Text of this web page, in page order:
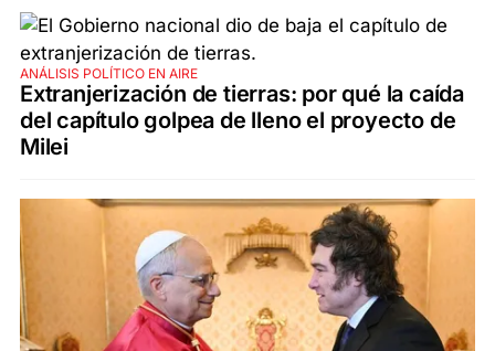
ANÁLISIS POLÍTICO EN AIRE
Extranjerización de tierras: por qué la caída
del capítulo golpea de lleno el proyecto de
Milei